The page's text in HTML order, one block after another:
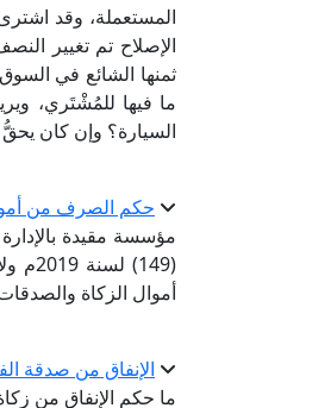
المستعملة، وقد
الإصلاح تم تغيير
ثمنها الشائع في
ما فيها للمُشْتَري،
السيارة؟ وإن كان
حكم الصرف من
مؤسسة مقيدة
أموال الزكاة
الإنفاق من صدقة
ما حكم الإنفاق من